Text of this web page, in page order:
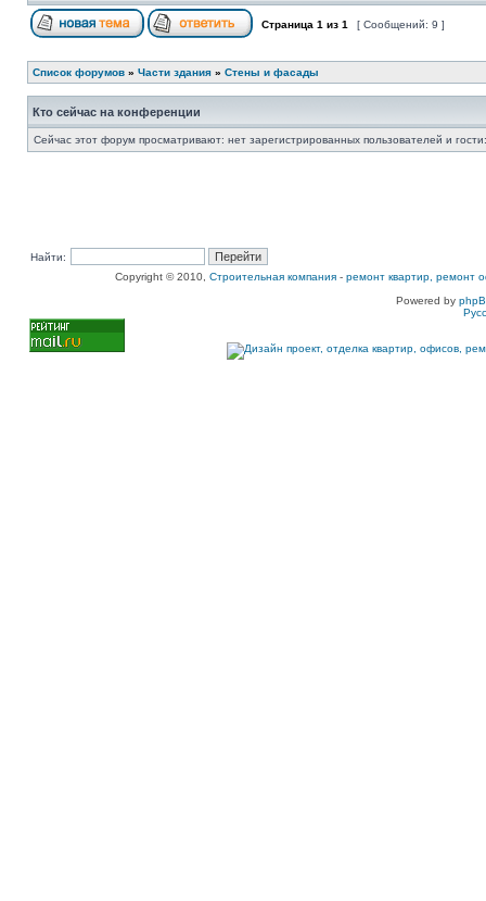
Страница 1 из 1 [ Сообщений: 9 ]
Список форумов » Части здания » Стены и фасады
Кто сейчас на конференции
Сейчас этот форум просматривают: нет зарегистрированных пользователей и
Найти:
Copyright © 2010, Строительная компания - ремонт квартир, ремонт
Powered by